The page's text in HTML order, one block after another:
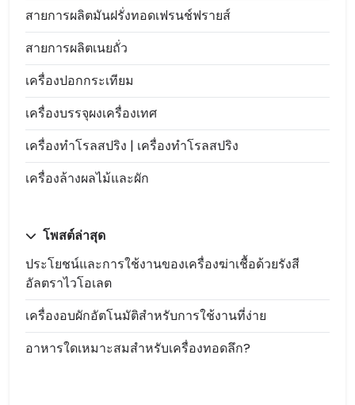
สายการผลิตมันฝรั่งทอดเฟรนช์ฟรายส์
สายการผลิตเนยถั่ว
เครื่องปอกกระเทียม
เครื่องบรรจุผงเครื่องเทศ
เครื่องทำโรลสปริง | เครื่องทำโรลสปริง
เครื่องล้างผลไม้และผัก
โพสต์ล่าสุด
ประโยชน์และการใช้งานของเครื่องฆ่าเชื้อด้วยรังสี
อัลตราไวโอเลต
เครื่องอบผักอัตโนมัติสำหรับการใช้งานที่ง่าย
อาหารใดเหมาะสมสำหรับเครื่องทอดลึก?